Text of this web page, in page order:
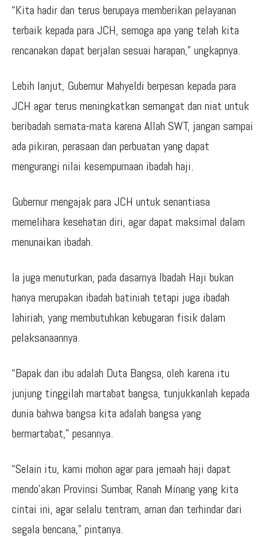
“Kita hadir dan terus berupaya memberikan pelayanan
terbaik kepada para JCH, semoga apa yang telah kita
rencanakan dapat berjalan sesuai harapan,” ungkapnya.
Lebih lanjut, Gubernur Mahyeldi berpesan kepada para
JCH agar terus meningkatkan semangat dan niat untuk
beribadah semata-mata karena Allah SWT, jangan sampai
ada pikiran, perasaan dan perbuatan yang dapat
mengurangi nilai kesempurnaan ibadah haji.
Gubernur mengajak para JCH untuk senantiasa
memelihara kesehatan diri, agar dapat maksimal dalam
menunaikan ibadah.
Ia juga menuturkan, pada dasarnya Ibadah Haji bukan
hanya merupakan ibadah batiniah tetapi juga ibadah
lahiriah, yang membutuhkan kebugaran fisik dalam
pelaksanaannya.
“Bapak dan ibu adalah Duta Bangsa, oleh karena itu
junjung tinggilah martabat bangsa, tunjukkanlah kepada
dunia bahwa bangsa kita adalah bangsa yang
bermartabat,” pesannya.
“Selain itu, kami mohon agar para jemaah haji dapat
mendo’akan Provinsi Sumbar, Ranah Minang yang kita
cintai ini, agar selalu tentram, aman dan terhindar dari
segala bencana,” pintanya.